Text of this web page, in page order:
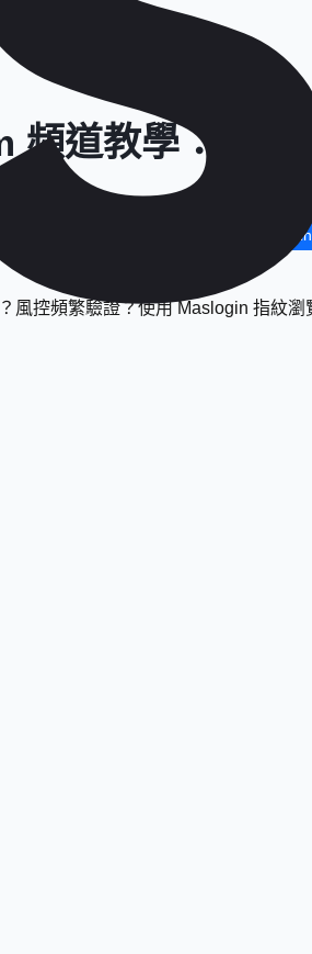
頻道教學：從零
2025-12-10
免費下載 MasLogin
風控頻繁驗證？使用 Maslogin 指紋